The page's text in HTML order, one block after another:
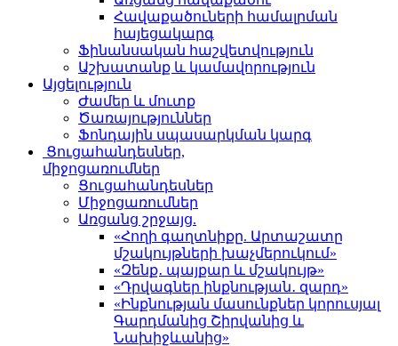
Հավաքածուների համալրման
հայեցակարգ
Ֆինանսական հաշվետվություն
Աշխատանք և կամավորություն
Այցելություն
Ժամեր և մուտք
Ծառայություններ
Ֆոնդային սպասարկման կարգ
Ցուցահանդեսներ,
միջոցառումներ
Ցուցահանդեսներ
Միջոցառումներ
Առցանց շրջայց.
«Հողի գաղտնիքը. Արտաշատը
մշակույթների խաչմերուկում»
«Զենք․ պայքար և մշակույթ»
«Դրվագներ ինքնության․ զարդ»
«Ինքնության մասունքներ կորուսյալ
Գարդմանից Շիրվանից և
Նախիջևանից»